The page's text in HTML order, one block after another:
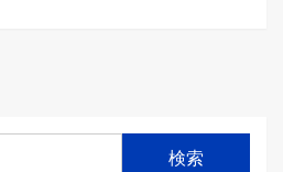
検索